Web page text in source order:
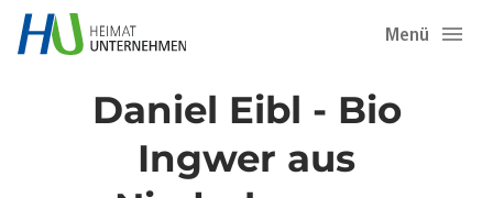
Menü
Daniel Eibl - Bio
Ingwer aus